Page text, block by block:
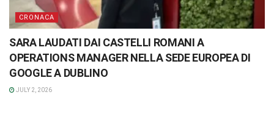
CRONACA
SARA LAUDATI DAI CASTELLI ROMANI A
OPERATIONS MANAGER NELLA SEDE EUROPEA DI
GOOGLE A DUBLINO
JULY 2, 2026